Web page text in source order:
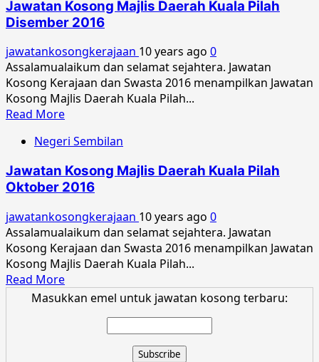
Jawatan Kosong Majlis Daerah Kuala Pilah
Disember 2016
jawatankosongkerajaan 10 years ago 0
Assalamualaikum dan selamat sejahtera. Jawatan
Kosong Kerajaan dan Swasta 2016 menampilkan Jawatan
Kosong Majlis Daerah Kuala Pilah...
Read MoreRead
about
Kosong
Majlis
Kuala
Pilah
Disember
2016
Negeri Sembilan
Jawatan Kosong Majlis Daerah Kuala Pilah
Oktober 2016
jawatankosongkerajaan 10 years ago 0
Assalamualaikum dan selamat sejahtera. Jawatan
Kosong Kerajaan dan Swasta 2016 menampilkan Jawatan
Kosong Majlis Daerah Kuala Pilah...
Read MoreRead
more
Masukkan emel untuk jawatan kosong terbaru: